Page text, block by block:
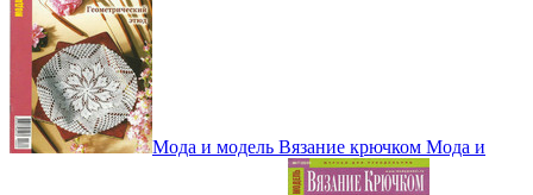
Мода и модель Вязание крючком Мода и